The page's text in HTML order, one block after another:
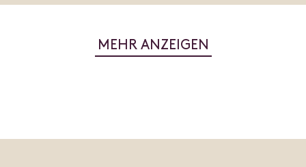
MEHR ANZEIGEN